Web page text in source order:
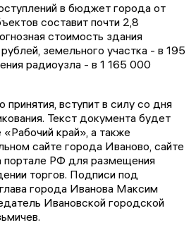
в бюджет города от
составит почти 2,8
стоимость здания
земельного участка - в 195
радиоузла - в 1 165 000
принятия, вступит в силу со дня
Текст документа будет
«Рабочий край», а также
сайте города Иваново, сайте
портале РФ для размещения
торгов. Подписи под
города Иванова Максим
Ивановской городской